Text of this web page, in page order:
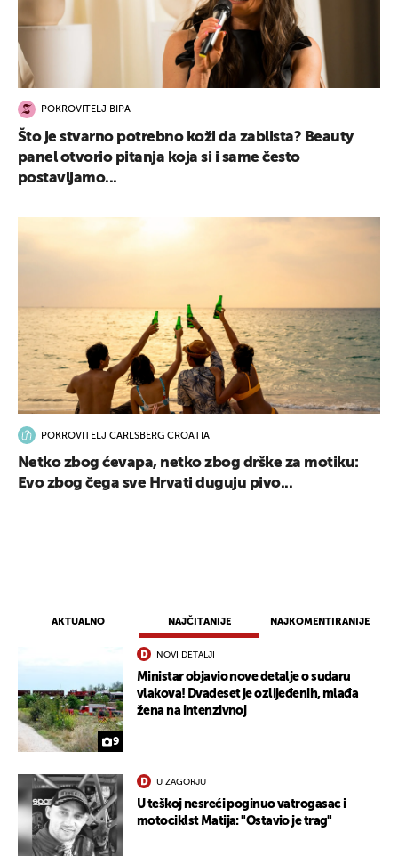
AKTUALNO NAJČITANIJE NAJKOMENTIRANIJE
9
NOVI DETALJI
Ministar objavio nove detalje o sudaru
vlakova! Dvadeset je ozlijeđenih, mlađa
žena na intenzivnoj
U ZAGORJU
U teškoj nesreći poginuo vatrogasac i
motociklst Matija: "Ostavio je trag"
POKROVITELJ BIPA
Što je stvarno potrebno koži da zablista? Beauty
panel otvorio pitanja koja si i same često
postavljamo...
POKROVITELJ CARLSBERG CROATIA
Netko zbog ćevapa, netko zbog drške za motiku:
Evo zbog čega sve Hrvati duguju pivo...